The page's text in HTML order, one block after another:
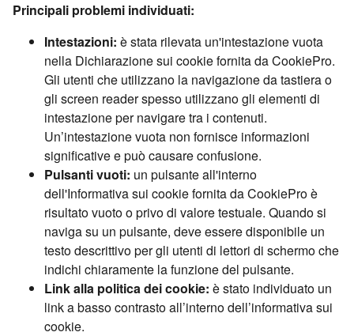
Principali problemi individuati:
Intestazioni: è stata rilevata un'intestazione vuota
nella Dichiarazione sui cookie fornita da CookiePro.
Gli utenti che utilizzano la navigazione da tastiera o
gli screen reader spesso utilizzano gli elementi di
intestazione per navigare tra i contenuti.
Un’intestazione vuota non fornisce informazioni
significative e può causare confusione.
Pulsanti vuoti: un pulsante all'interno
dell'Informativa sui cookie fornita da CookiePro è
risultato vuoto o privo di valore testuale. Quando si
naviga su un pulsante, deve essere disponibile un
testo descrittivo per gli utenti di lettori di schermo che
indichi chiaramente la funzione del pulsante.
Link alla politica dei cookie: è stato individuato un
link a basso contrasto all’interno dell’informativa sui
cookie.